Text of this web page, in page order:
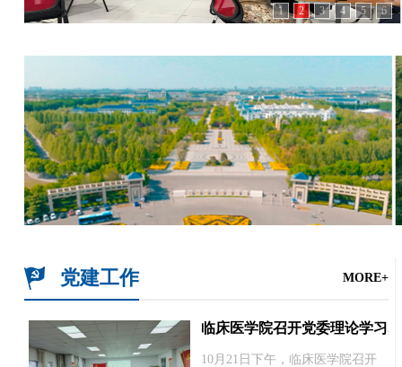
1 2 3 4 5 6
党建工作 MORE+
临床医学院召开党委理论学习...
10月21日下午，临床医学院召开